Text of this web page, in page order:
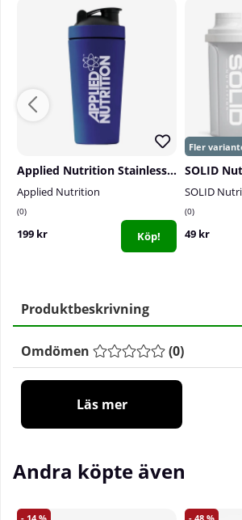
Applied Nutrition Stainless Steel Shaker, 750 ml (Blue)
Applied Nutrition
0
199 kr Köp!
SOLID
0
49 kr
Produktbeskrivning
Omdömen (0)
Läs mer
Andra köpte även